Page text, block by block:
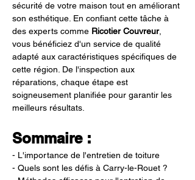
sécurité de votre maison tout en améliorant
son esthétique. En confiant cette tâche à
des experts comme Ricotier Couvreur,
vous bénéficiez d'un service de qualité
adapté aux caractéristiques spécifiques de
cette région. De l'inspection aux
réparations, chaque étape est
soigneusement planifiée pour garantir les
meilleurs résultats.
Sommaire :
- L'importance de l'entretien de toiture
- Quels sont les défis à Carry-le-Rouet ?